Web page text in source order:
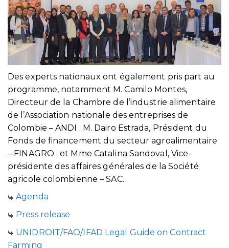
Des experts nationaux ont également pris part au
programme, notamment M. Camilo Montes,
Directeur de la Chambre de l’industrie alimentaire
de l’Association nationale des entreprises de
Colombie – ANDI ; M. Dairo Estrada, Président du
Fonds de financement du secteur agroalimentaire
– FINAGRO ; et Mme Catalina Sandoval, Vice-
présidente des affaires générales de la Société
agricole colombienne – SAC.
Agenda
Press release
UNIDROIT/FAO/IFAD Legal Guide on Contract
Farming